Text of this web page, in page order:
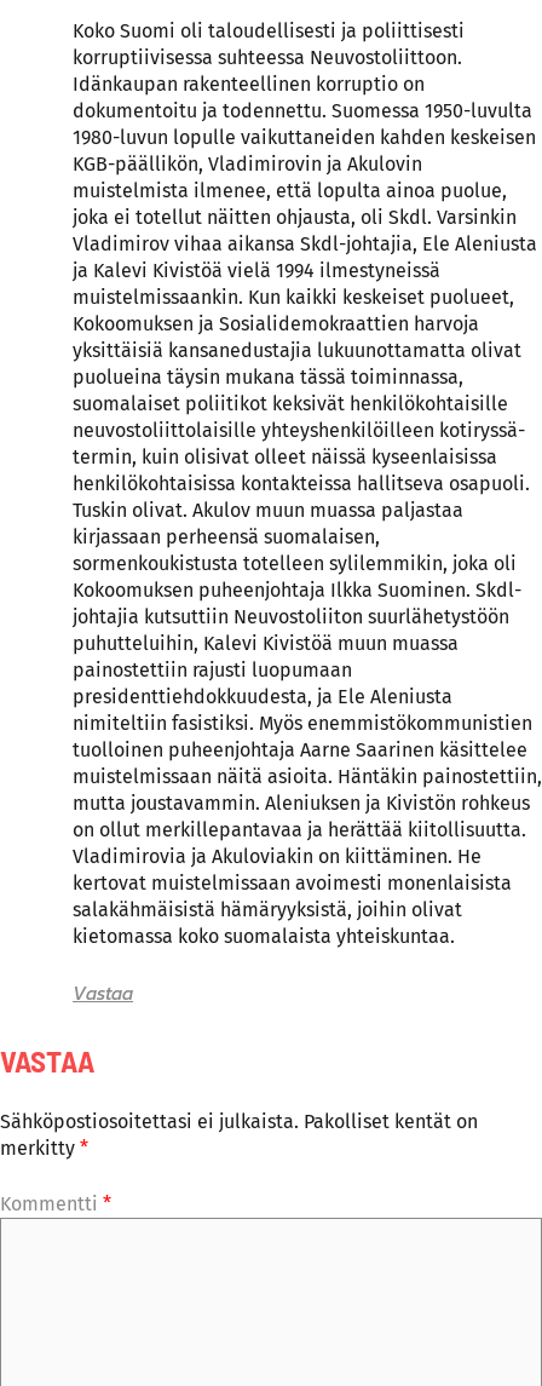
Koko Suomi oli taloudellisesti ja poliittisesti
korruptiivisessa suhteessa Neuvostoliittoon.
Idänkaupan rakenteellinen korruptio on
dokumentoitu ja todennettu. Suomessa 1950-luvulta
1980-luvun lopulle vaikuttaneiden kahden keskeisen
KGB-päällikön, Vladimirovin ja Akulovin
muistelmista ilmenee, että lopulta ainoa puolue,
joka ei totellut näitten ohjausta, oli Skdl. Varsinkin
Vladimirov vihaa aikansa Skdl-johtajia, Ele Aleniusta
ja Kalevi Kivistöä vielä 1994 ilmestyneissä
muistelmissaankin. Kun kaikki keskeiset puolueet,
Kokoomuksen ja Sosialidemokraattien harvoja
yksittäisiä kansanedustajia lukuunottamatta olivat
puolueina täysin mukana tässä toiminnassa,
suomalaiset poliitikot keksivät henkilökohtaisille
neuvostoliittolaisille yhteyshenkilöilleen kotiryssä-
termin, kuin olisivat olleet näissä kyseenlaisissa
henkilökohtaisissa kontakteissa hallitseva osapuoli.
Tuskin olivat. Akulov muun muassa paljastaa
kirjassaan perheensä suomalaisen,
sormenkoukistusta totelleen sylilemmikin, joka oli
Kokoomuksen puheenjohtaja Ilkka Suominen. Skdl-
johtajia kutsuttiin Neuvostoliiton suurlähetystöön
puhutteluihin, Kalevi Kivistöä muun muassa
painostettiin rajusti luopumaan
presidenttiehdokkuudesta, ja Ele Aleniusta
nimiteltiin fasistiksi. Myös enemmistökommunistien
tuolloinen puheenjohtaja Aarne Saarinen käsittelee
muistelmissaan näitä asioita. Häntäkin painostettiin,
mutta joustavammin. Aleniuksen ja Kivistön rohkeus
on ollut merkillepantavaa ja herättää kiitollisuutta.
Vladimirovia ja Akuloviakin on kiittäminen. He
kertovat muistelmissaan avoimesti monenlaisista
salakähmäisistä hämäryyksistä, joihin olivat
kietomassa koko suomalaista yhteiskuntaa.
Vastaa
VASTAA
Sähköpostiosoitettasi ei julkaista. Pakolliset kentät on
merkitty *
Kommentti *